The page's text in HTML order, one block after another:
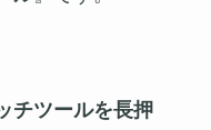
チツールを長押